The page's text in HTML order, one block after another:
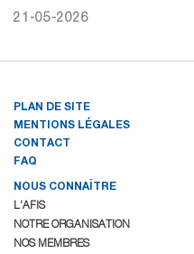
21-05-2026
PLAN DE SITE
MENTIONS LÉGALES
CONTACT
FAQ
NOUS CONNAÎTRE
L’AFIS
NOTRE ORGANISATION
NOS MEMBRES